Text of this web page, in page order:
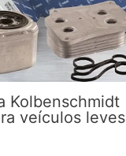
Kolbenschmidt
veículos leves